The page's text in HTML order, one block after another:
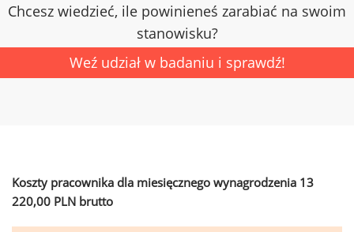
Chcesz wiedzieć, ile powinieneś zarabiać na swoim
stanowisku?
Weź udział w badaniu i sprawdź!
Koszty pracownika dla miesięcznego wynagrodzenia 13
220,00 PLN brutto